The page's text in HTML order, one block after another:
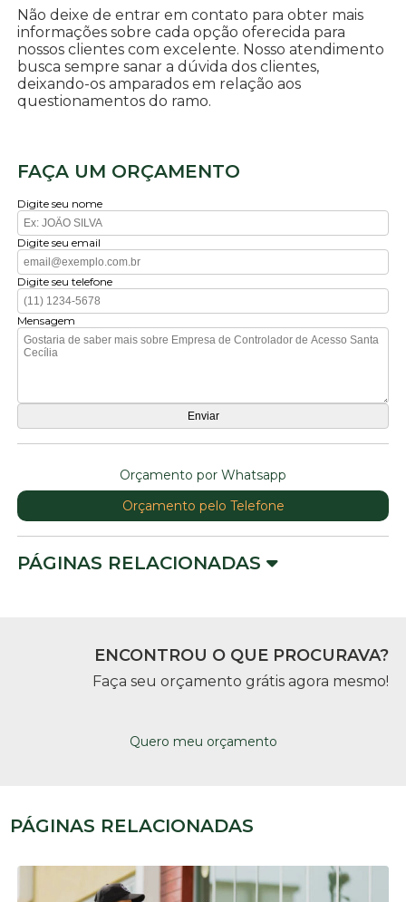
Não deixe de entrar em contato para obter mais
informações sobre cada opção oferecida para
nossos clientes com excelente. Nosso atendimento
busca sempre sanar a dúvida dos clientes,
deixando-os amparados em relação aos
questionamentos do ramo.
FAÇA UM ORÇAMENTO
Digite seu nome
Digite seu email
Digite seu telefone
Mensagem
Orçamento por Whatsapp
Orçamento pelo Telefone
PÁGINAS RELACIONADAS
ENCONTROU O QUE PROCURAVA?
Faça seu orçamento grátis agora mesmo!
Quero meu orçamento
PÁGINAS RELACIONADAS